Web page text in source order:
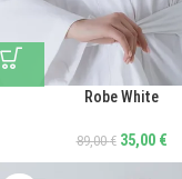
Robe White
89,00€ 35,00 €